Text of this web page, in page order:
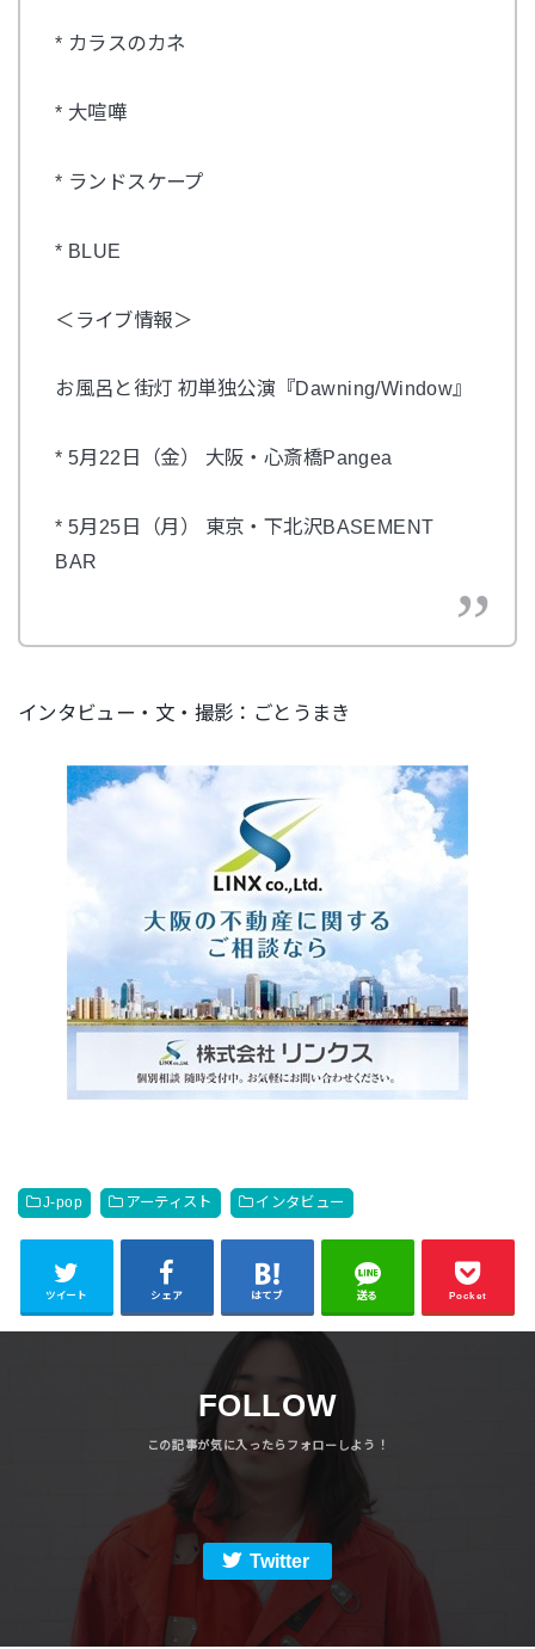
* カラスのカネ
* 大喧嘩
* ランドスケープ
* BLUE
＜ライブ情報＞
お風呂と街灯 初単独公演『Dawning/Window』
* 5月22日（金） 大阪・心斎橋Pangea
* 5月25日（月） 東京・下北沢BASEMENT
BAR
インタビュー・文・撮影：ごとうまき
J-pop アーティスト インタビュー
ツイート シェア はてブ 送る Pocket
FOLLOW
Twitter